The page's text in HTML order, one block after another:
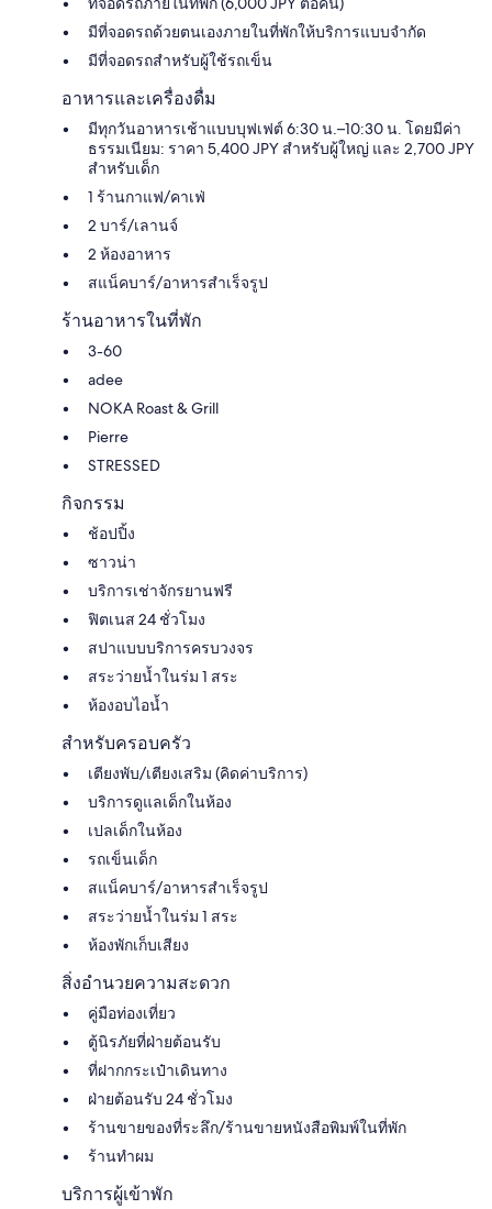
มีที่จอดรถด้วยตนเองภายในที่พักให้บริการแบบจำกัด
มีที่จอดรถสำหรับผู้ใช้รถเข็น
อาหารและเครื่องดื่ม
มีทุกวันอาหารเช้าแบบบุฟเฟต์ 6:30 น.–10:30 น. โดยมีค่า
ธรรมเนียม: ราคา 5,400 JPY สำหรับผู้ใหญ่ และ 2,700 JPY
สำหรับเด็ก
1 ร้านกาแฟ/คาเฟ่
2 บาร์/เลานจ์
2 ห้องอาหาร
สแน็คบาร์/อาหารสำเร็จรูป
ร้านอาหารในที่พัก
3-60
adee
NOKA Roast & Grill
Pierre
STRESSED
กิจกรรม
ช้อปปิ้ง
ซาวน่า
บริการเช่าจักรยานฟรี
ฟิตเนส 24 ชั่วโมง
สปาแบบบริการครบวงจร
สระว่ายน้ำในร่ม 1 สระ
ห้องอบไอน้ำ
สำหรับครอบครัว
เตียงพับ/เตียงเสริม (คิดค่าบริการ)
บริการดูแลเด็กในห้อง
เปลเด็กในห้อง
รถเข็นเด็ก
สแน็คบาร์/อาหารสำเร็จรูป
สระว่ายน้ำในร่ม 1 สระ
ห้องพักเก็บเสียง
สิ่งอำนวยความสะดวก
คู่มือท่องเที่ยว
ตู้นิรภัยที่ฝ่ายต้อนรับ
ที่ฝากกระเป๋าเดินทาง
ฝ่ายต้อนรับ 24 ชั่วโมง
ร้านขายของที่ระลึก/ร้านขายหนังสือพิมพ์ในที่พัก
ร้านทำผม
บริการผู้เข้าพัก